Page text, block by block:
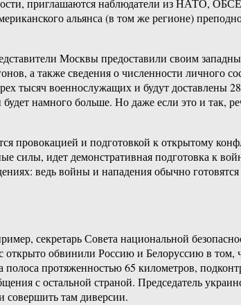
приглашаются наблюдатели из НАТО,
альянса (в том же регионе)
Москвы предоставили своим
а также сведения о численности личного
тысяч военнослужащих и будут доставлены
намного больше. Но даже если это и так,
провокацией и подготовкой к открытому
силы, идет демонстративная подготовка к
ведь войны и нападения обычно
секретарь Совета национальной
обвинили Россию и Белоруссию в том,
протяженностью 65 километров,
с остальной страной. Председатель
совершить там диверсии.